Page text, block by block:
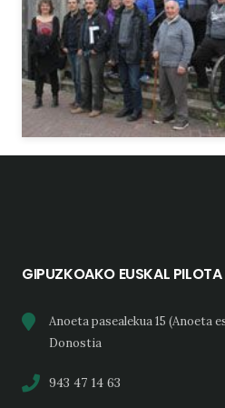
GIPUZKOAKO EUSKAL PILOTA
Anoeta pasealekua 15 (Anoeta
Donostia
943 47 14 63